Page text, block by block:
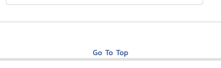
Go To Top